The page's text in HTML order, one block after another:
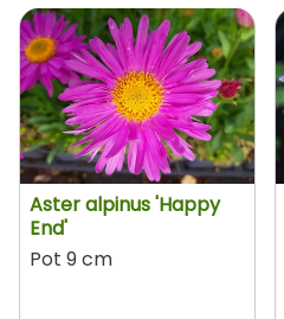
Aster alpinus 'Happy
End'
Pot 9 cm